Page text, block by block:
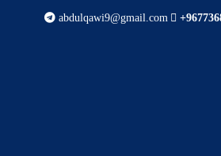
abdulqawi9@gmail.com